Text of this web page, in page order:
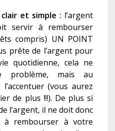
et simple : l’argent
servir à rembourser
compris) UN POINT
prête de l’argent pour
quotidienne, cela ne
problème, mais au
(vous aurez
de plus !!!). De plus si
l’argent, il ne doit donc
à rembourser à votre